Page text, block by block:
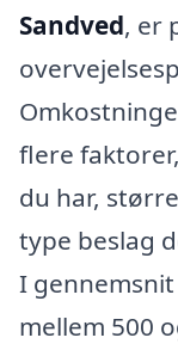
Sandved, er
flere
du har,
type beslag
I
mellem 500